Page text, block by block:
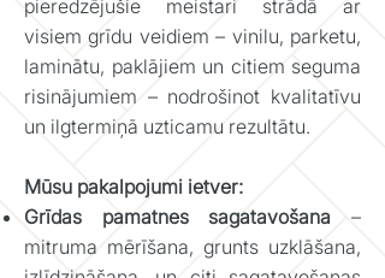
pieredzējušie meistari strādā ar
visiem grīdu veidiem – vinilu, parketu,
laminātu, paklājiem un citiem seguma
risinājumiem – nodrošinot kvalitatīvu
un ilgtermiņā uzticamu rezultātu.
Mūsu pakalpojumi ietver:
Grīdas pamatnes sagatavošana –
mitruma mērīšana, grunts uzklāšana,